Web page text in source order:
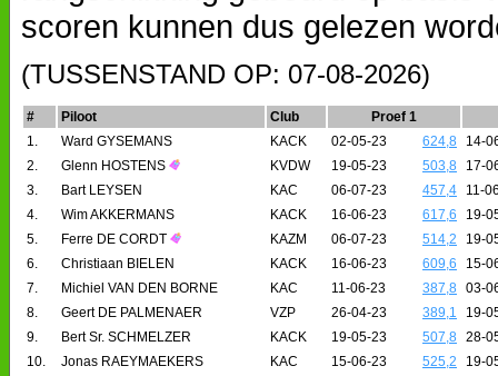
scoren kunnen dus gelezen
(TUSSENSTAND OP: 07-08-2026)
# Piloot Club
Proef 1
1.
Ward GYSEMANS KACK 02-05-23 624,8
14-
2.
Glenn HOSTENS KVDW 19-05-23 503,8
17-
3.
Bart LEYSEN KAC 06-07-23 457,4
11-
4.
Wim AKKERMANS KACK 16-06-23 617,6
19-
5.
Ferre DE CORDT KAZM 06-07-23 514,2
19-
6.
Christiaan BIELEN KACK 16-06-23 609,6
15-
7.
Michiel VAN DEN BORNE KAC 11-06-23 387,8 03-
8.
Geert DE PALMENAER VZP 26-04-23 389,1
19-
9.
Bert Sr. SCHMELZER KACK 19-05-23 507,8 28-
10.
Jonas RAEYMAEKERS KAC 15-06-23 525,2
19-